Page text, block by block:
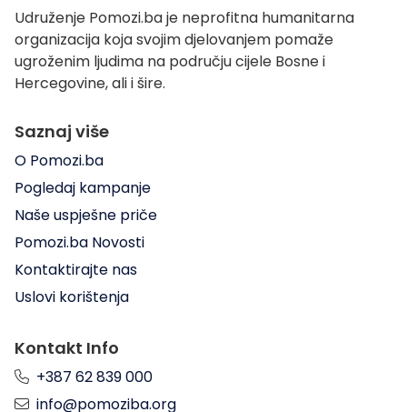
Udruženje Pomozi.ba je neprofitna humanitarna
organizacija koja svojim djelovanjem pomaže
ugroženim ljudima na području cijele Bosne i
Hercegovine, ali i šire.
Saznaj više
O Pomozi.ba
Pogledaj kampanje
Naše uspješne priče
Pomozi.ba Novosti
Kontaktirajte nas
Uslovi korištenja
Kontakt Info
+387 62 839 000
info@pomoziba.org